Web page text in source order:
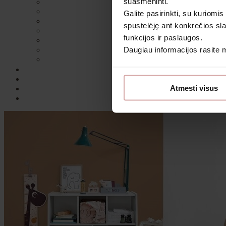
Galite pasirinkti, su
spustelėję ant konkrečios
funkcijos ir paslaugos.
Daugiau informacijos rasite
Atmesti visus
Daugiau